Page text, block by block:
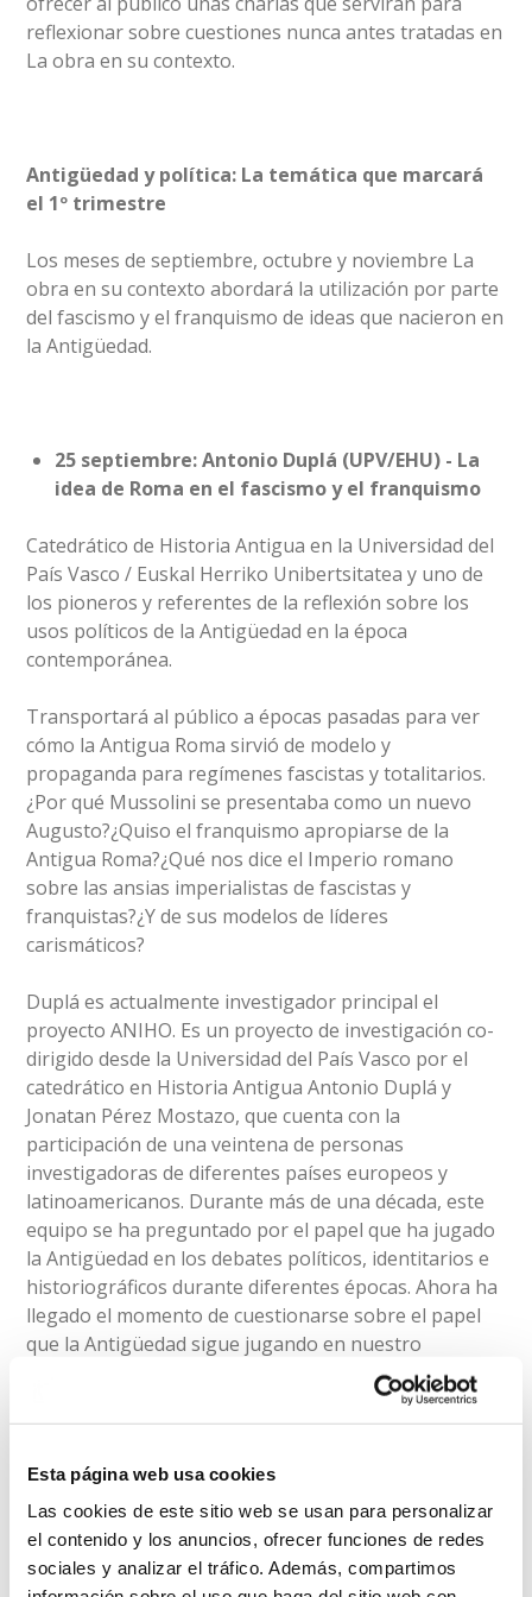
Esta página web usa cookies
Las cookies de este sitio web se usan para personalizar
el contenido y los anuncios, ofrecer funciones de redes
sociales y analizar el tráfico. Además, compartimos
reflexionar sobre cuestiones nunca antes tratadas en
La obra en su contexto.
Antigüedad y política: La temática que marcará
el 1º trimestre
Los meses de septiembre, octubre y noviembre La
obra en su contexto abordará la utilización por parte
del fascismo y el franquismo de ideas que nacieron en
la Antigüedad.
25 septiembre: Antonio Duplá (UPV/EHU) - La
idea de Roma en el fascismo y el franquismo
Catedrático de Historia Antigua en la Universidad del
País Vasco / Euskal Herriko Unibertsitatea y uno de
los pioneros y referentes de la reflexión sobre los
usos políticos de la Antigüedad en la época
contemporánea.
Transportará al público a épocas pasadas para ver
cómo la Antigua Roma sirvió de modelo y
propaganda para regímenes fascistas y totalitarios.
¿Por qué Mussolini se presentaba como un nuevo
Augusto?¿Quiso el franquismo apropiarse de la
Antigua Roma?¿Qué nos dice el Imperio romano
sobre las ansias imperialistas de fascistas y
franquistas?¿Y de sus modelos de líderes
carismáticos?
Duplá es actualmente investigador principal el
proyecto ANIHO. Es un proyecto de investigación co-
dirigido desde la Universidad del País Vasco por el
catedrático en Historia Antigua Antonio Duplá y
Jonatan Pérez Mostazo, que cuenta con la
participación de una veintena de personas
investigadoras de diferentes países europeos y
latinoamericanos. Durante más de una década, este
equipo se ha preguntado por el papel que ha jugado
la Antigüedad en los debates políticos, identitarios e
historiográficos durante diferentes épocas. Ahora ha
llegado el momento de cuestionarse sobre el papel
que la Antigüedad sigue jugando en nuestro
presente y pasado más reciente: identidades líquidas,
apropiaciones políticas, valores cívicos, educación...
Mediante este ciclo de conferencias, queremos hacer
30 de octubre : Tomás Aguilera Durán (UAM) -